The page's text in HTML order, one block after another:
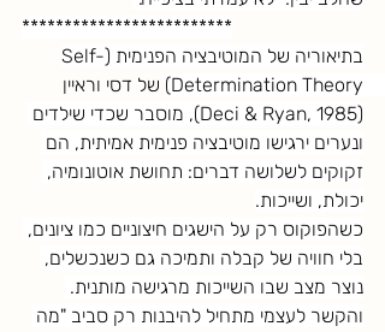
*************************
בתיאוריה של המוטיבציה הפנימית (Self-
Determination Theory) של דסי וראיין
(Deci & Ryan, 1985), מוסבר שכדי שילדים
ונערים ירגישו מוטיבציה פנימית אמיתית, הם
זקוקים לשלושה דברים: תחושת אוטונומיה,
יכולת, ושייכות.
כשהפוקוס רק על הישגים חיצוניים כמו ציונים,
בלי חוויה של קבלה ותמיכה גם כשנכשלים,
נוצר מצב שבו השייכות מרגישה מותנית.
והקשר לעצמי מתחיל להיבנות רק סביב "מה